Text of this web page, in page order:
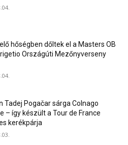
hőségben dőltek el a Masters OB
Országúti Mezőnyverseny
Tadej Pogačar sárga Colnago
– így készült a Tour de France
kerékpárja